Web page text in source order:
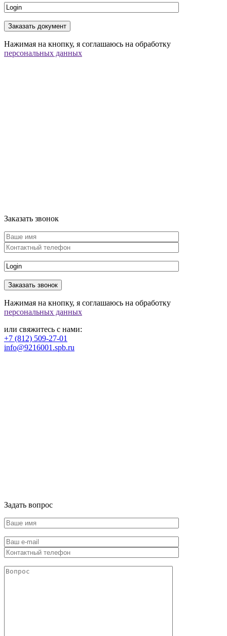
Нажимая на кнопку, я соглашаюсь на обработку
персональных данных
Заказать звонок
Нажимая на кнопку, я соглашаюсь на обработку
персональных данных
или свяжитесь с нами:
+7 (812) 509-27-01
info@9216001.spb.ru
Задать вопрос